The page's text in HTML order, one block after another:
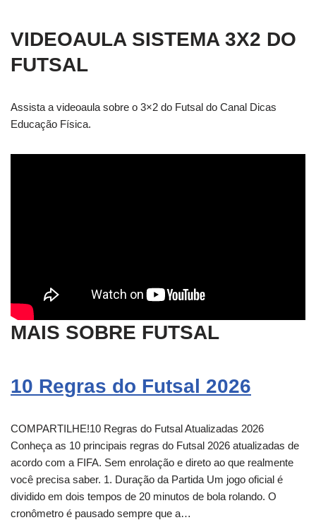
VIDEOAULA SISTEMA 3X2 DO
FUTSAL
Assista a videoaula sobre o 3×2 do Futsal do Canal Dicas
Educação Física.
MAIS SOBRE FUTSAL
10 Regras do Futsal 2026
COMPARTILHE!10 Regras do Futsal Atualizadas 2026
Conheça as 10 principais regras do Futsal 2026 atualizadas de
acordo com a FIFA. Sem enrolação e direto ao que realmente
você precisa saber. 1. Duração da Partida Um jogo oficial é
dividido em dois tempos de 20 minutos de bola rolando. O
cronômetro é pausado sempre que a…